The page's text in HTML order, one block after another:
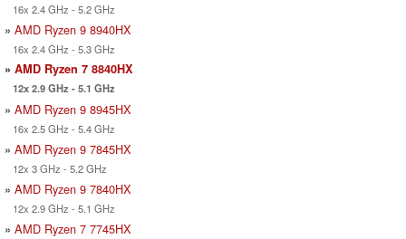
16x 2.4 GHz - 5.2 GHz
» AMD Ryzen 9 8940HX
16x 2.4 GHz - 5.3 GHz
» AMD Ryzen 7 8840HX
12x 2.9 GHz - 5.1 GHz
» AMD Ryzen 9 8945HX
16x 2.5 GHz - 5.4 GHz
» AMD Ryzen 9 7845HX
12x 3 GHz - 5.2 GHz
» AMD Ryzen 9 7840HX
12x 2.9 GHz - 5.1 GHz
» AMD Ryzen 7 7745HX